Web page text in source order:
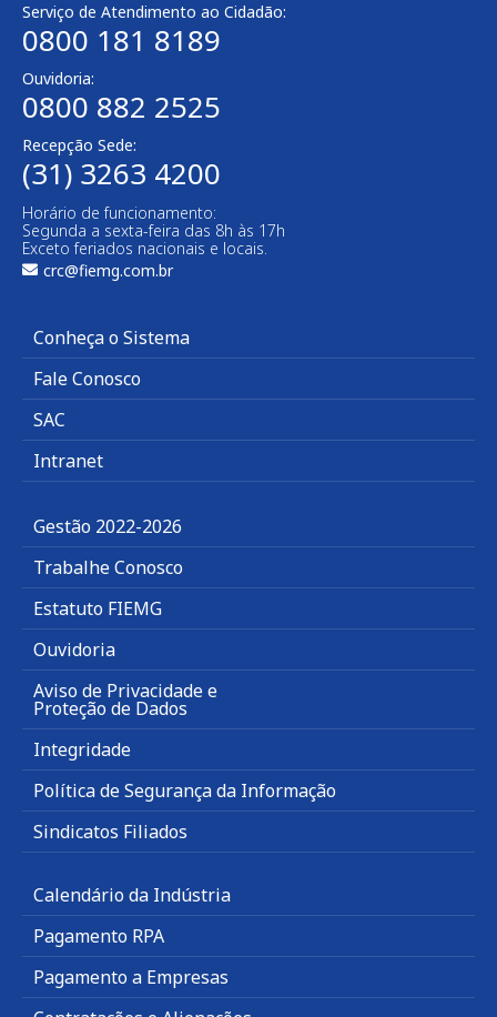
Serviço de Atendimento ao Cidadão:
0800 181 8189
Ouvidoria:
0800 882 2525​
Recepção Sede:
(31) 3263 4200
Horário de funcionamento:
Segunda a sexta-feira das 8h às 17h
Exceto feriados nacionais e locais.
crc@fiemg.com.br
Conheça o Sistema
Fale Conosco
SAC
Intranet
Gestão 2022-2026
Trabalhe Conosco
Estatuto FIEMG
Ouvidoria
Aviso de Privacidade e
Proteção de Dados
Integridade
Política de Segurança da Informação
Sindicatos Filiados
Calendário da Indústria
Pagamento RPA
Pagamento a Empresas